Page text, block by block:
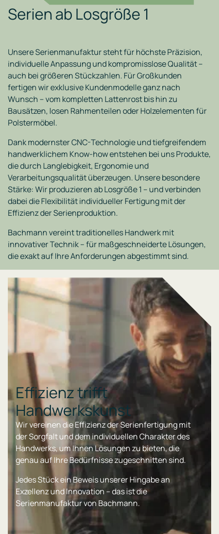
Serien ab Losgröße 1
Unsere Serienmanufaktur steht für höchste Präzision,
individuelle Anpassung und kompromisslose Qualität –
auch bei größeren Stückzahlen. Für Großkunden
fertigen wir exklusive Kundenmodelle ganz nach
Wunsch – vom kompletten Lattenrost bis hin zu
Bausätzen, losen Rahmenteilen oder Holzelementen für
Polstermöbel.
Dank modernster CNC-Technologie und tiefgreifendem
handwerklichem Know-how entstehen bei uns Produkte,
die durch Langlebigkeit, Ergonomie und
Verarbeitungsqualität überzeugen. Unsere besondere
Stärke: Wir produzieren ab Losgröße 1 – und verbinden
dabei die Flexibilität individueller Fertigung mit der
Effizienz der Serienproduktion.
Bachmann vereint traditionelles Handwerk mit
innovativer Technik – für maßgeschneiderte Lösungen,
die exakt auf Ihre Anforderungen abgestimmt sind.
Effizienz trifft
Handwerkskunst
Wir vereinen die Effizienz der Serienfertigung mit
der Sorgfalt und dem individuellen Charakter des
Handwerks, um Ihnen Lösungen zu bieten, die
genau auf Ihre Bedürfnisse zugeschnitten sind.
Jedes Stück ein Beweis unserer Hingabe an
Exzellenz und Innovation – das ist die
Serienmanufaktur von Bachmann.